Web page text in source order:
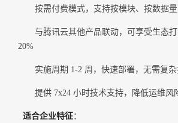
按需付费模式，支持按模块、按数据
与腾讯云其他产品联动，可享受生态
20%
实施周期 1-2 周，快速部署，无需复
提供 7x24 小时技术支持，降低运维风
适合企业特征：